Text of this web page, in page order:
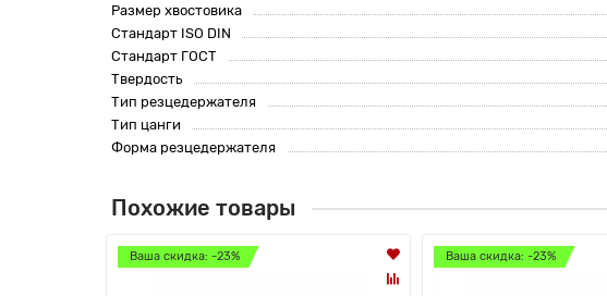
Размер хвостовика
Стандарт ISO DIN
Стандарт ГОСТ
Твердость
Тип резцедержателя
Тип цанги
Форма резцедержателя
Похожие товары
Ваша скидка: -23% Ваша скидка: -23%